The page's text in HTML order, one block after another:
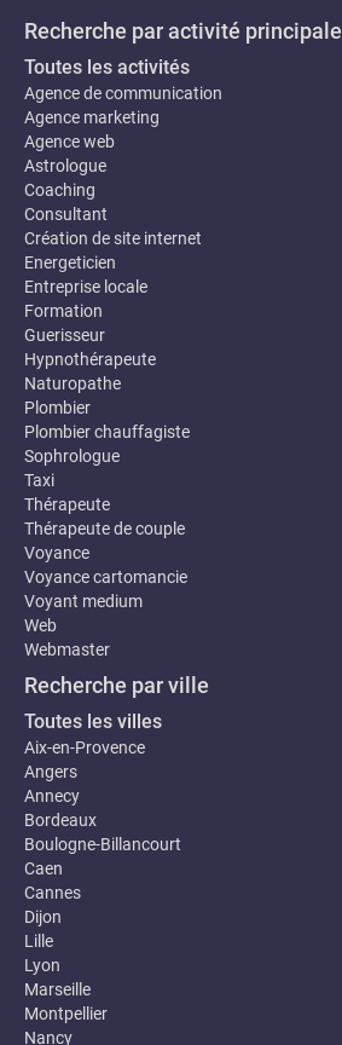
Recherche par activité principale
Toutes les activités
Agence de communication
Agence marketing
Agence web
Astrologue
Coaching
Consultant
Création de site internet
Energeticien
Entreprise locale
Formation
Guerisseur
Hypnothérapeute
Naturopathe
Plombier
Plombier chauffagiste
Sophrologue
Taxi
Thérapeute
Thérapeute de couple
Voyance
Voyance cartomancie
Voyant medium
Web
Webmaster
Recherche par ville
Toutes les villes
Aix-en-Provence
Angers
Annecy
Bordeaux
Boulogne-Billancourt
Caen
Cannes
Dijon
Lille
Lyon
Marseille
Montpellier
Nancy